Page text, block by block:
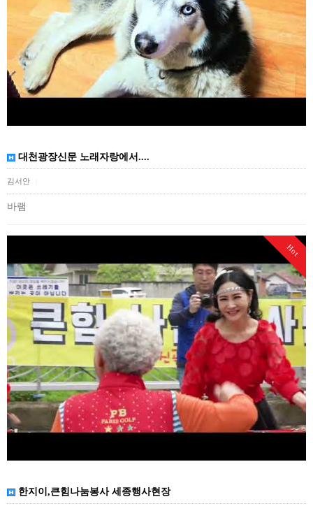
대천광장신문 노래자랑에서....
김서안
바램
Hot
한지이,큰힘나눔봉사 세종행사현장